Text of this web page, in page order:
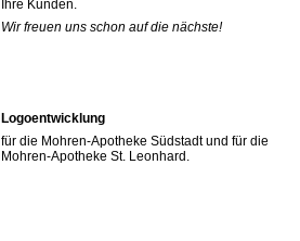
Ihre Kunden.
Wir freuen uns schon auf die nächste!
Logoentwicklung
für die Mohren-Apotheke Südstadt und für die
Mohren-Apotheke St. Leonhard.